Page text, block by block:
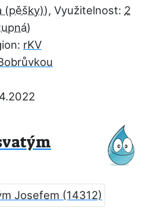
, Využitelnost: 2
rKV